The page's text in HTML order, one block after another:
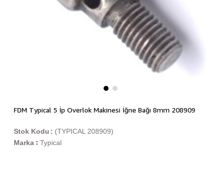
FDM Typical 5 İp Overlok Makinesi İğne Bağı 8mm 208909
(TYPICAL 208909)
Stok Kodu
Marka : Typical